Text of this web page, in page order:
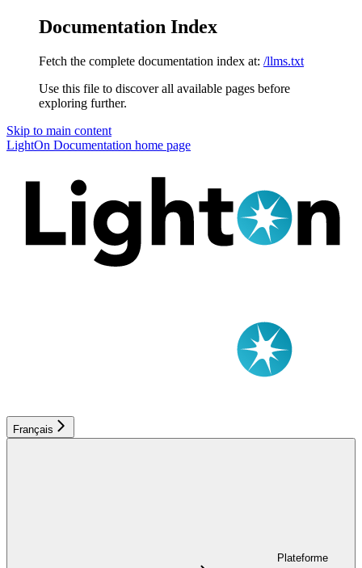
Documentation Index
Fetch the complete documentation index at: /llms.txt
Use this file to discover all available pages before
exploring further.
Skip to main content
LightOn Documentation home page
Français
Plateforme